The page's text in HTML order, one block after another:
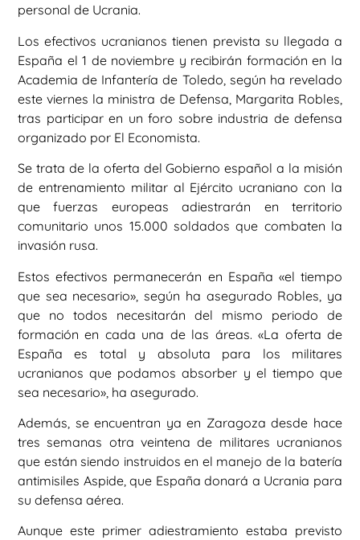
personal de Ucrania.
Los efectivos ucranianos tienen prevista su llegada a
España el 1 de noviembre y recibirán formación en la
Academia de Infantería de Toledo, según ha revelado
este viernes la ministra de Defensa, Margarita Robles,
tras participar en un foro sobre industria de defensa
organizado por El Economista.
Se trata de la oferta del Gobierno español a la misión
de entrenamiento militar al Ejército ucraniano con la
que fuerzas europeas adiestrarán en territorio
comunitario unos 15.000 soldados que combaten la
invasión rusa.
Estos efectivos permanecerán en España «el tiempo
que sea necesario», según ha asegurado Robles, ya
que no todos necesitarán del mismo periodo de
formación en cada una de las áreas. «La oferta de
España es total y absoluta para los militares
ucranianos que podamos absorber y el tiempo que
sea necesario», ha asegurado.
Además, se encuentran ya en Zaragoza desde hace
tres semanas otra veintena de militares ucranianos
que están siendo instruidos en el manejo de la batería
antimisiles Aspide, que España donará a Ucrania para
su defensa aérea.
Aunque este primer adiestramiento estaba previsto